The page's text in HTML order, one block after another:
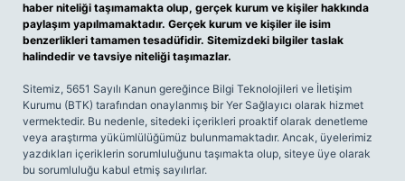
haber niteliği taşımamakta olup, gerçek kurum ve kişiler hakkında
paylaşım yapılmamaktadır. Gerçek kurum ve kişiler ile isim
benzerlikleri tamamen tesadüfidir. Sitemizdeki bilgiler taslak
halindedir ve tavsiye niteliği taşımazlar.
Sitemiz, 5651 Sayılı Kanun gereğince Bilgi Teknolojileri ve İletişim
Kurumu (BTK) tarafından onaylanmış bir Yer Sağlayıcı olarak hizmet
vermektedir. Bu nedenle, sitedeki içerikleri proaktif olarak denetleme
veya araştırma yükümlülüğümüz bulunmamaktadır. Ancak, üyelerimiz
yazdıkları içeriklerin sorumluluğunu taşımakta olup, siteye üye olarak
bu sorumluluğu kabul etmiş sayılırlar.